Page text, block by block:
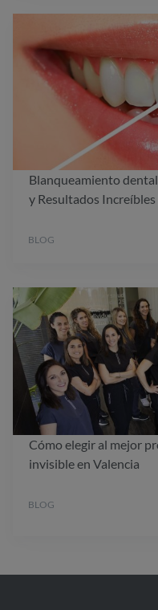
Blanqueamiento
y Resultados
BLOG
Cómo elegir al mejor
invisible en Valencia
BLOG